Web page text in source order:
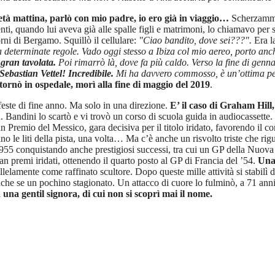
mattina, parlò con mio padre, io ero già in viaggio…
quando lui aveva già alle spalle figli e matrimoni, lo chiamavo per
di Bergamo. Squillò il cellulare: "Ciao bandito, dove sei???". Era
regole. Vado oggi stesso a Ibiza col mio aereo, porto
tavolata. Poi rimarrò là, dove fa più caldo. Verso la fine di
Sebastian Vettel! Incredibile. Mi ha davvero commosso, è un’ottima
in ospedale, morì alla fine di maggio del 2019.
di fine anno. Ma solo in una direzione. E’ il caso di Graham
Bandini lo scartò e vi trovò un corso di scuola guida in
del Messico, gara decisiva per il titolo iridato, favorendo il
le liti della pista, una volta… Ma c’è anche un risvolto triste che
conquistando anche prestigiosi successi, tra cui un GP della
premi iridati, ottenendo il quarto posto al GP di Francia del ’54.
come raffinato scultore. Dopo queste mille attività si
se un pochino stagionato. Un attacco di cuore lo fulminò, a 71
gentil signora, di cui non si scoprì mai il nome.